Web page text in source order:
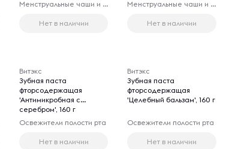
Менструальные чаши и капы
Нет в наличии
Менструальные чаши и капы
Нет в наличии
Витэкс
Зубная паста
фторсодержащая
'Антимикробная с
серебром', 160 г
Освежители полости рта
Нет в наличии
Витэкс
Зубная паста
фторсодержащая
'Целебный бальзам', 160 г
Освежители полости рта
Нет в наличии